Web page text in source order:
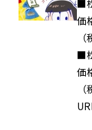
■
価
■
価